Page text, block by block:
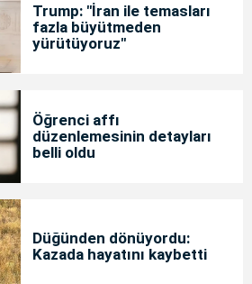
Trump: "İran ile temasları
fazla büyütmeden
yürütüyoruz"
Öğrenci affı
düzenlemesinin detayları
belli oldu
Düğünden dönüyordu:
Kazada hayatını kaybetti